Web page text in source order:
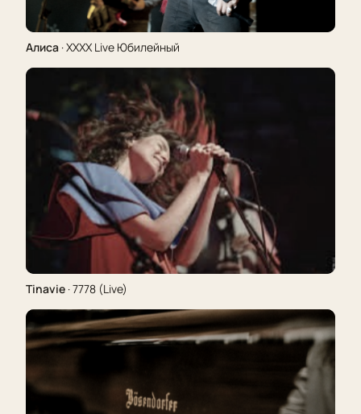
Алиса · XXXX Live Юбилейный
Tinavie · 7778 (Live)